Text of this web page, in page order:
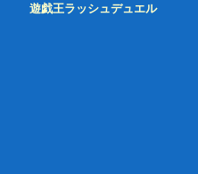
遊戯王ラッシュデュエル